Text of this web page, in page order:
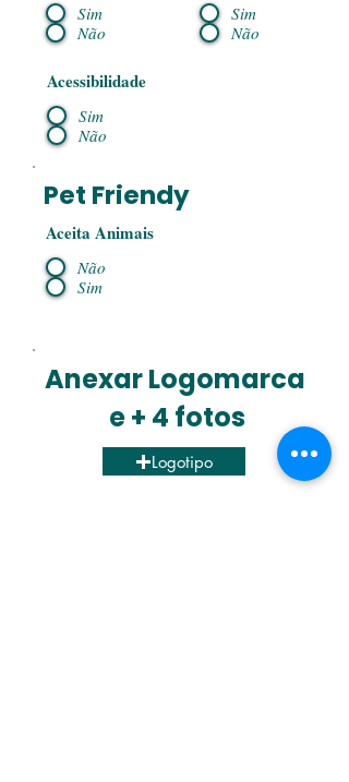
Sim
Não
Sim
Não
Acessibilidade
Sim
Não
Pet Friendy
Aceita Animais
Não
Sim
Anexar Logomarca
e + 4 fotos
Logotipo